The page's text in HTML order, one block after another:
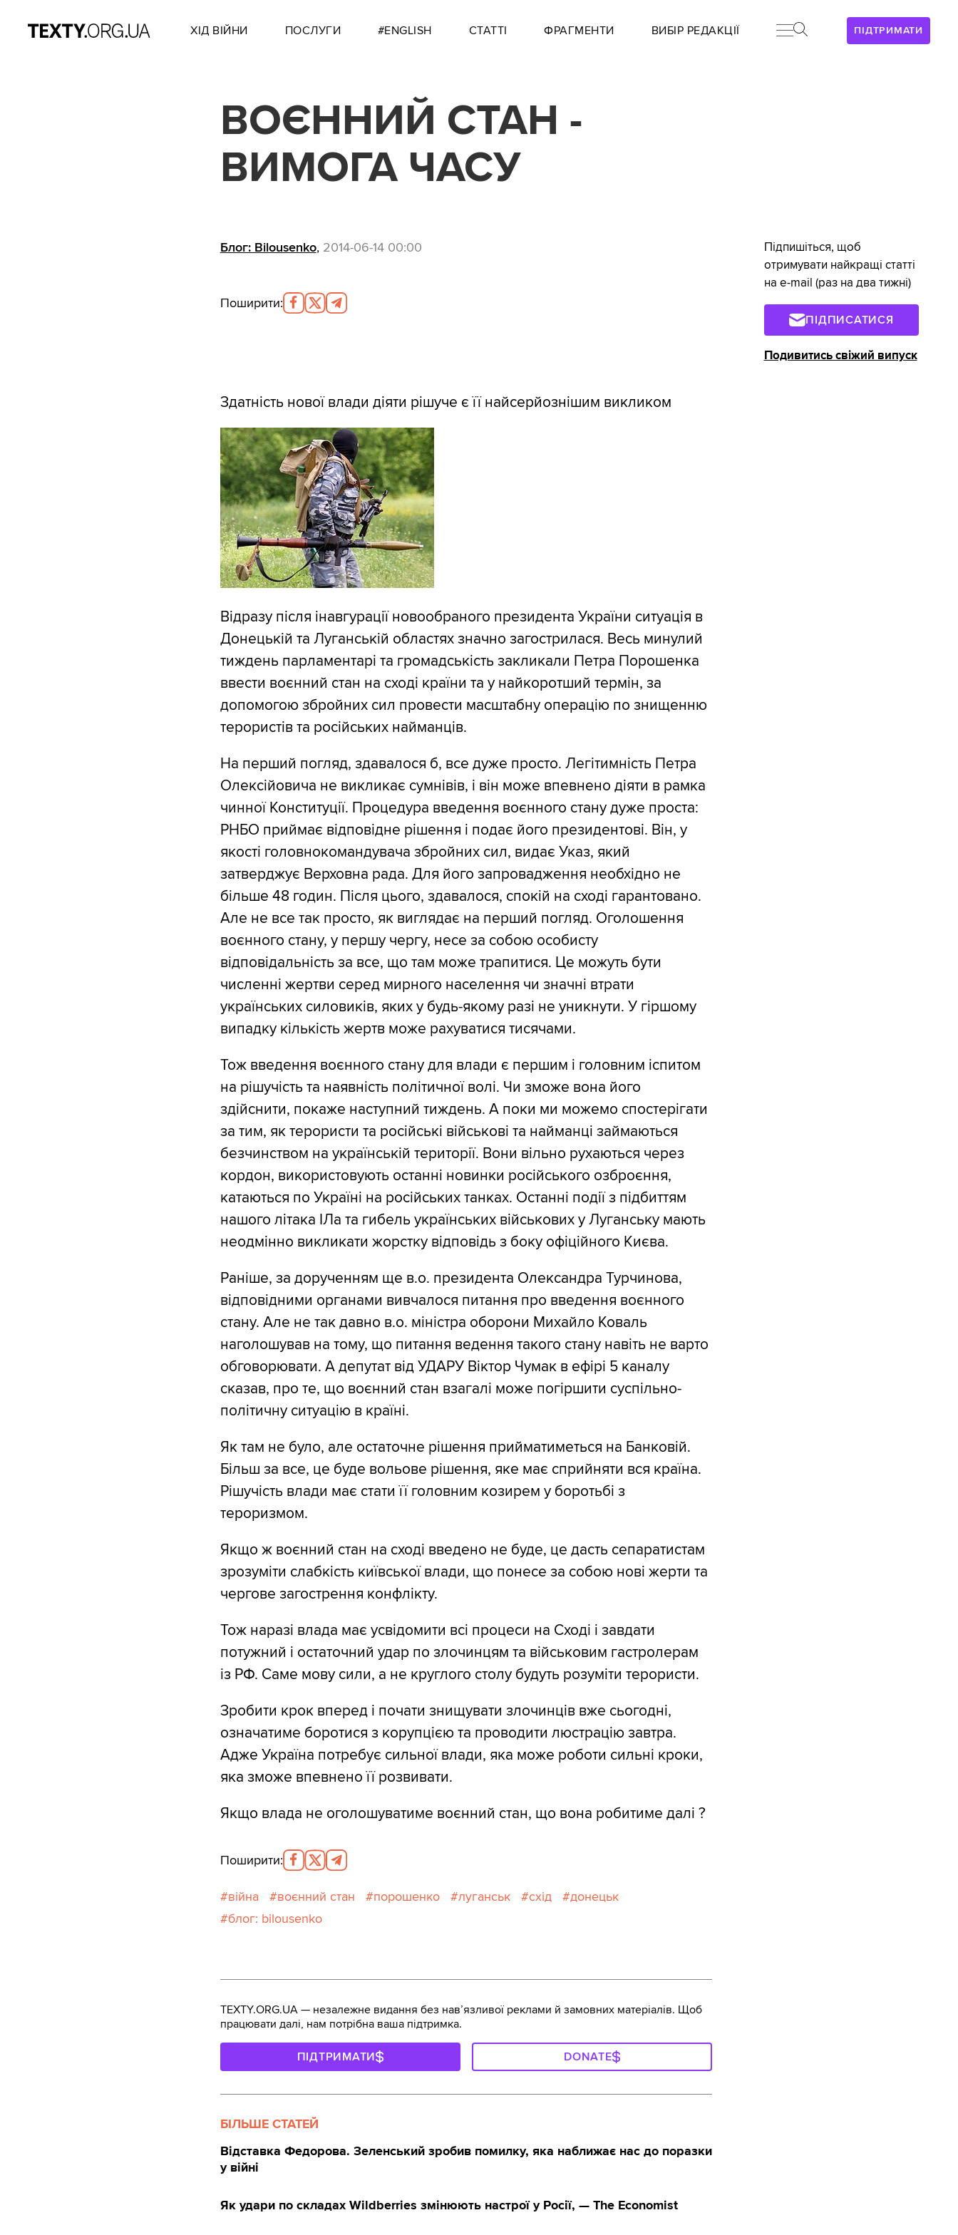
ПІДТРИМАТИ
ХІД ВІЙНИ ПОСЛУГИ #ENGLISH СТАТТІ ФРАГМЕНТИ ВИБІР РЕДАКЦІЇ
ВОЄННИЙ СТАН -
ВИМОГА ЧАСУ
Блог: Bilousenko, 2014-06-14 00:00
Поширити:
Здатність нової влади діяти рішуче є її найсерйознішим викликом
Відразу після інавгурації новообраного президента України ситуація в
Донецькій та Луганській областях значно загострилася. Весь минулий
тиждень парламентарі та громадськість закликали Петра Порошенка
ввести воєнний стан на сході країни та у найкоротший термін, за
допомогою збройних сил провести масштабну операцію по знищенню
терористів та російських найманців.
На перший погляд, здавалося б, все дуже просто. Легітимність Петра
Олексійовича не викликає сумнівів, і він може впевнено діяти в рамка
чинної Конституції. Процедура введення воєнного стану дуже проста:
РНБО приймає відповідне рішення і подає його президентові. Він, у
якості головнокомандувача збройних сил, видає Указ, який
затверджує Верховна рада. Для його запровадження необхідно не
більше 48 годин. Після цього, здавалося, спокій на сході гарантовано.
Але не все так просто, як виглядає на перший погляд. Оголошення
воєнного стану, у першу чергу, несе за собою особисту
відповідальність за все, що там може трапитися. Це можуть бути
численні жертви серед мирного населення чи значні втрати
українських силовиків, яких у будь-якому разі не уникнути. У гіршому
випадку кількість жертв може рахуватися тисячами.
Тож введення воєнного стану для влади є першим і головним іспитом
на рішучість та наявність політичної волі. Чи зможе вона його
здійснити, покаже наступний тиждень. А поки ми можемо спостерігати
за тим, як терористи та російські військові та найманці займаються
безчинством на українській території. Вони вільно рухаються через
кордон, використовують останні новинки російського озброєння,
катаються по Україні на російських танках. Останні події з підбиттям
нашого літака ІЛа та гибель українських військових у Луганську мають
неодмінно викликати жорстку відповідь з боку офіційного Києва.
Раніше, за дорученням ще в.о. президента Олександра Турчинова,
відповідними органами вивчалося питання про введення воєнного
стану. Але не так давно в.о. міністра оборони Михайло Коваль
наголошував на тому, що питання ведення такого стану навіть не варто
обговорювати. А депутат від УДАРУ Віктор Чумак в ефірі 5 каналу
сказав, про те, що воєнний стан взагалі може погіршити суспільно-
політичну ситуацію в країні.
Як там не було, але остаточне рішення прийматиметься на Банковій.
Більш за все, це буде вольове рішення, яке має сприйняти вся країна.
Рішучість влади має стати її головним козирем у боротьбі з
тероризмом.
Якщо ж воєнний стан на сході введено не буде, це дасть сепаратистам
зрозуміти слабкість київської влади, що понесе за собою нові жерти та
чергове загострення конфлікту.
Тож наразі влада має усвідомити всі процеси на Сході і завдати
потужний і остаточний удар по злочинцям та військовим гастролерам
із РФ. Саме мову сили, а не круглого столу будуть розуміти терористи.
Зробити крок вперед і почати знищувати злочинців вже сьогодні,
означатиме боротися з корупцією та проводити люстрацію завтра.
Адже Україна потребує сильної влади, яка може роботи сильні кроки,
яка зможе впевнено її розвивати.
Якщо влада не оголошуватиме воєнний стан, що вона робитиме далі ?
Поширити:
війна воєнний стан порошенко луганськ схід
донецьк
блог: bilousenko
Підпишіться, щоб
отримувати найкращі статті
на e-mail (раз на два тижні)
ПІДПИСАТИСЯ
Подивитись свіжий випуск
TEXTY.ORG.UA — незалежне видання без навʼязливої реклами й замовних матеріалів. Щоб
працювати далі, нам потрібна ваша підтримка.
ПІДТРИМАТИ DONATE
БІЛЬШЕ СТАТЕЙ
Відставка Федорова. Зеленський зробив помилку, яка наближає нас до поразки
у війні
Як удари по складах Wildberries змінюють настрої у Росії, — The Economist